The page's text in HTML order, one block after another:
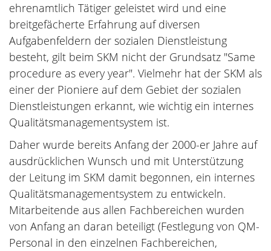
ehrenamtlich Tätiger geleistet wird und eine
breitgefächerte Erfahrung auf diversen
Aufgabenfeldern der sozialen Dienstleistung
besteht, gilt beim SKM nicht der Grundsatz "Same
procedure as every year". Vielmehr hat der SKM als
einer der Pioniere auf dem Gebiet der sozialen
Dienstleistungen erkannt, wie wichtig ein internes
Qualitätsmanagementsystem ist.
Daher wurde bereits Anfang der 2000-er Jahre auf
ausdrücklichen Wunsch und mit Unterstützung
der Leitung im SKM damit begonnen, ein internes
Qualitätsmanagementsystem zu entwickeln.
Mitarbeitende aus allen Fachbereichen wurden
von Anfang an daran beteiligt (Festlegung von QM-
Personal in den einzelnen Fachbereichen,